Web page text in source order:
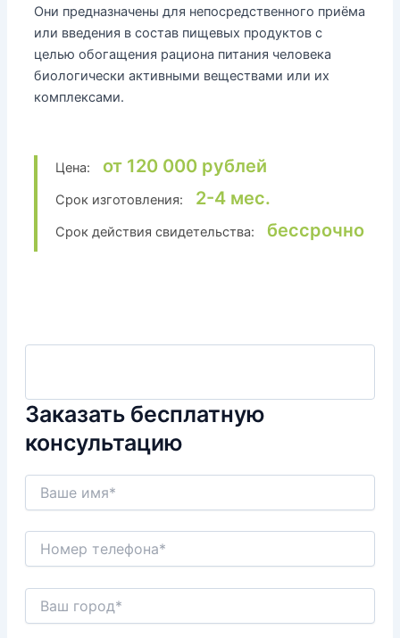
Они предназначены для непосредственного приёма
или введения в состав пищевых продуктов с
целью обогащения рациона питания человека
биологически активными веществами или их
комплексами.
Цена: от 120 000 рублей
Срок изготовления: 2-4 мес.
Срок действия свидетельства: бессрочно
Заказать бесплатную
консультацию